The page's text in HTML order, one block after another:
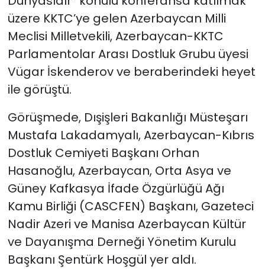
üzere KKTC’ye gelen Azerbaycan Milli
Meclisi Milletvekili, Azerbaycan-KKTC
Parlamentolar Arası Dostluk Grubu üyesi
Vügar İskenderov ve beraberindeki heyet
ile görüştü.
Görüşmede, Dışişleri Bakanlığı Müsteşarı
Mustafa Lakadamyalı, Azerbaycan-Kıbrıs
Dostluk Cemiyeti Başkanı Orhan
Hasanoğlu, Azerbaycan, Orta Asya ve
Güney Kafkasya İfade Özgürlüğü Ağı
Kamu Birliği (CASCFEN) Başkanı, Gazeteci
Nadir Azeri ve Manisa Azerbaycan Kültür
ve Dayanışma Derneği Yönetim Kurulu
Başkanı Şentürk Hoşgül yer aldı.
YAŞAM
Yazarlar